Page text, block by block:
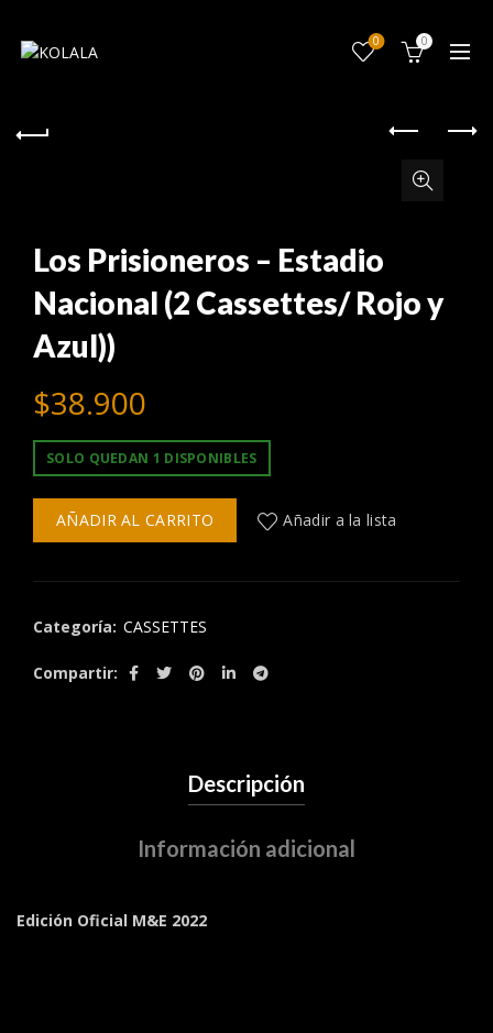
0 0
Los Prisioneros – Estadio
Nacional (2 Cassettes/ Rojo y
Azul))
$38.900
SOLO QUEDAN 1 DISPONIBLES
AÑADIR AL CARRITO Añadir a la lista
Categoría: CASSETTES
Compartir
Descripción
Información adicional
Edición Oficial M&E 2022